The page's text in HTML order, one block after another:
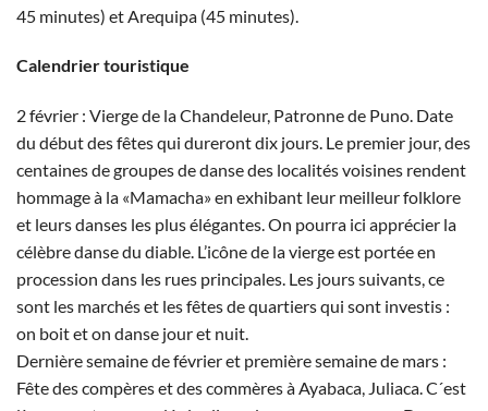
45 minutes) et Arequipa (45 minutes).
Calendrier touristique
2 février : Vierge de la Chandeleur, Patronne de Puno. Date
du début des fêtes qui dureront dix jours. Le premier jour, des
centaines de groupes de danse des localités voisines rendent
hommage à la «Mamacha» en exhibant leur meilleur folklore
et leurs danses les plus élégantes. On pourra ici apprécier la
célèbre danse du diable. L’icône de la vierge est portée en
procession dans les rues principales. Les jours suivants, ce
sont les marchés et les fêtes de quartiers qui sont investis :
on boit et on danse jour et nuit.
Dernière semaine de février et première semaine de mars :
Fête des compères et des commères à Ayabaca, Juliaca. C´est